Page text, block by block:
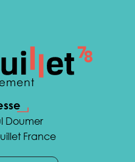
Doumer
France